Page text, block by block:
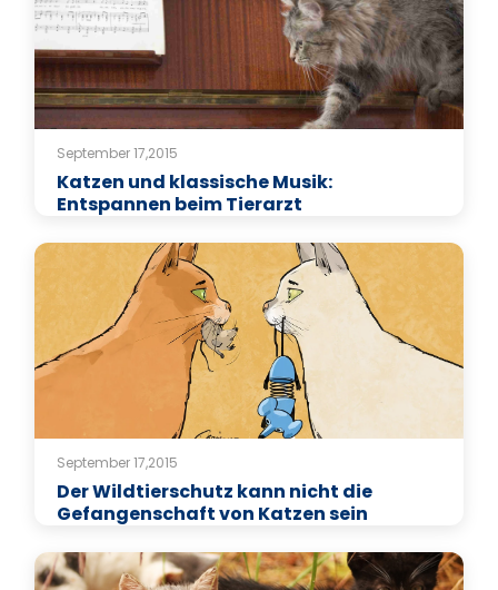
September 17,2015
Katzen und klassische Musik:
Entspannen beim Tierarzt
September 17,2015
Der Wildtierschutz kann nicht die
Gefangenschaft von Katzen sein